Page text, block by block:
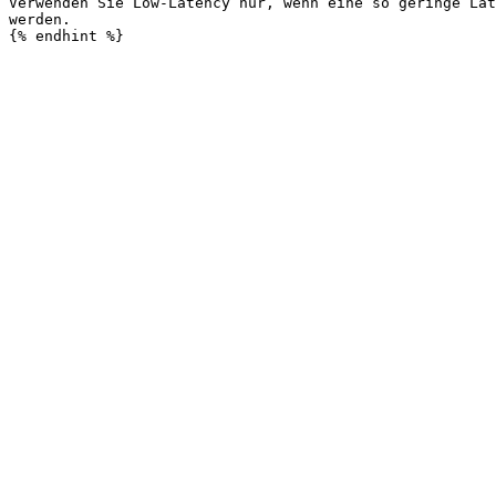
werden.